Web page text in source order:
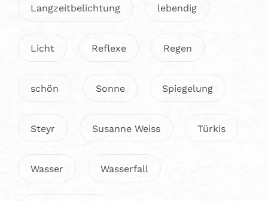
Langzeitbelichtung lebendig
Licht Reflexe Regen
schön Sonne Spiegelung
Steyr Susanne Weiss Türkis
Wasser Wasserfall